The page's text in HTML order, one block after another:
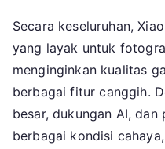
Secara keseluruhan,
yang layak untuk
menginginkan kualitas
berbagai fitur canggih.
besar, dukungan AI,
berbagai kondisi